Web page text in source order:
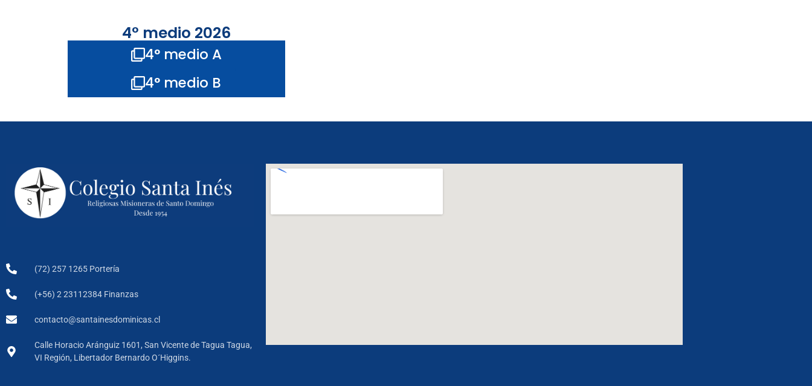
4° medio 2026
4° medio A
4° medio B
(72) 257 1265 Portería
(+56) 2 23112384 Finanzas
contacto@santainesdominicas.cl
Calle Horacio Aránguiz 1601, San Vicente de Tagua Tagua,
VI Región, Libertador Bernardo O´Higgins.